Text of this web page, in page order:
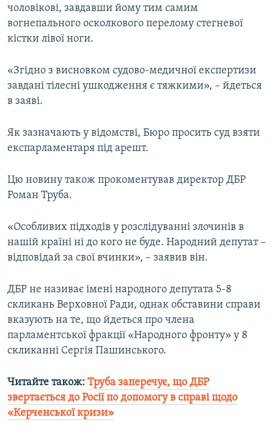
Усі сайти RFE/RL
чоловікові, завдавши йому тим самим
вогнепального осколкового перелому стегневої
кістки лівої ноги.
«Згідно з висновком судово-медичної експертизи
завдані тілесні ушкодження є тяжкими», – йдеться
в заяві.
Як зазначають у відомстві, Бюро просить суд взяти
експарламентаря під арешт.
Цю новину також прокоментував директор ДБР
Роман Труба.
«Особливих підходів у розслідуванні злочинів в
нашій країні ні до кого не буде. Народний депутат –
відповідай за свої вчинки», – заявив він.
ДБР не називає імені народного депутата 5-8
скликань Верховної Ради, однак обставини справи
вказують на те, що йдеться про члена
парламентської фракції «Народного фронту» у 8
скликанні Сергія Пашинського.
Читайте також: Труба заперечує, що ДБР
звертається до Росії по допомогу в справі щодо
«Керченської кризи»​